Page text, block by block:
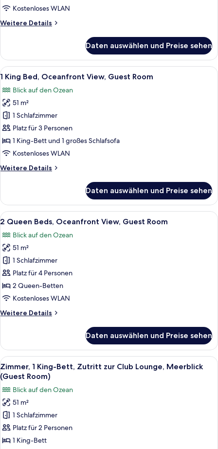
View,
Room
Kostenloses WLAN
Weitere Details
Weitere
Queen
Beds,
Ocean
Guest
Room
Daten auswählen und Preise sehen
Alle
Fotos
für
1
King
Bed,
Oceanfront
View,
Room
Ein Hotelzimmer mit einem großen
5
1 King Bed, Oceanfront View, Guest Room
Blick auf den Ozean
51 m²
1 Schlafzimmer
Platz für 3 Personen
1 King-Bett und 1 großes Schlafsofa
Kostenloses WLAN
Weitere Details
Weitere
King
Bed,
Oceanfront
Guest
Room
Daten auswählen und Preise sehen
Alle
Fotos
für
2
Queen
Beds,
Oceanfront
View,
Room
Ein Hotelzimmer mit Bett,
5
2 Queen Beds, Oceanfront View, Guest Room
Blick auf den Ozean
51 m²
1 Schlafzimmer
Platz für 4 Personen
2 Queen-Betten
Kostenloses WLAN
Weitere Details
Weitere
Queen
Beds,
Oceanfront
View,
Guest
Room
Daten auswählen und Preise sehen
Alle
Fotos
für
Zimmer,
1 King-
Bett,
Zutritt
zur
Ein Resort mit Pool, Strand und
17
Zimmer, 1 King-Bett, Zutritt zur Club Lounge, Meerblick
(Guest Room)
Blick auf den Ozean
51 m²
1 Schlafzimmer
Platz für 2 Personen
1 King-Bett